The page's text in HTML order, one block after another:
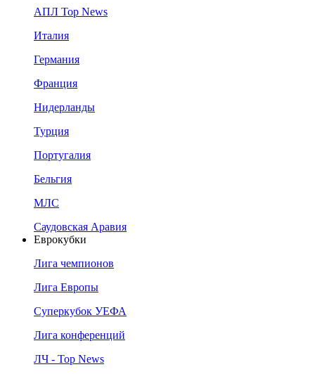
АПЛ Top News
Италия
Германия
Франция
Нидерланды
Турция
Португалия
Бельгия
МЛС
Саудовская Аравия
Еврокубки
Лига чемпионов
Лига Европы
Суперкубок УЕФА
Лига конференций
ЛЧ - Top News